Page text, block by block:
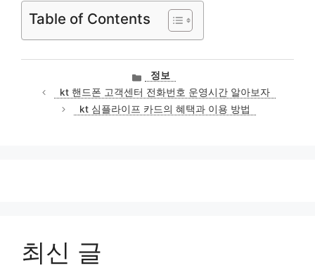
Table of Contents
카
테
고
리
정보
kt 핸드폰 고객센터 전화번호 운영시간 알아보자
kt 심플라이프 카드의 혜택과 이용 방법
최신 글